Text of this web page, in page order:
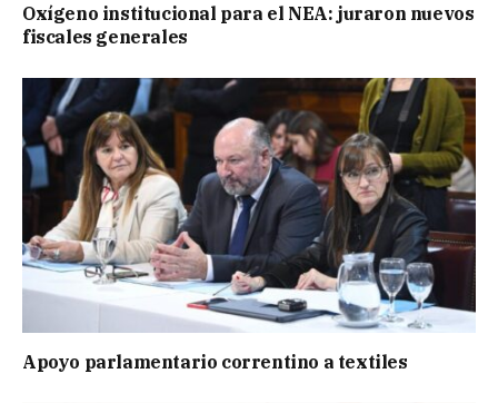
Oxígeno institucional para el NEA: juraron nuevos
fiscales generales
Apoyo parlamentario correntino a textiles